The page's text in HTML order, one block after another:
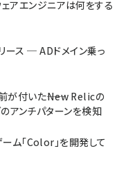
アエンジニアは何をする
ース ─ ADドメイン乗っ
が付いた――New Relicの
アンチパターンを検知
ーム「Color」を開発して